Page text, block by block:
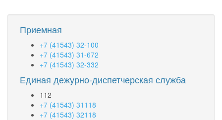
Приемная
+7 (41543) 32-100
+7 (41543) 31-672
+7 (41543) 32-332
Единая дежурно-диспетчерская служба
112
+7 (41543) 31118
+7 (41543) 32118